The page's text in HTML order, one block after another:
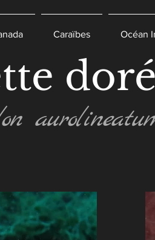
Caraïbes Océan